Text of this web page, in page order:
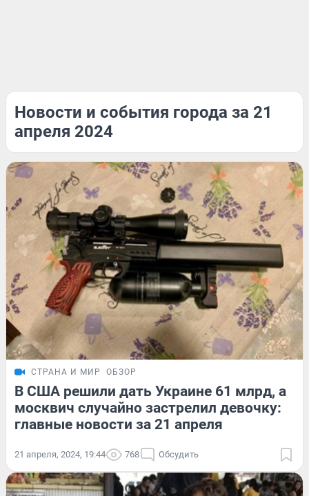
Новости и события города за 21
апреля 2024
СТРАНА И МИР ОБЗОР
В США решили дать Украине 61 млрд, а
москвич случайно застрелил девочку:
главные новости за 21 апреля
21 апреля, 2024, 19:44 768 Обсудить